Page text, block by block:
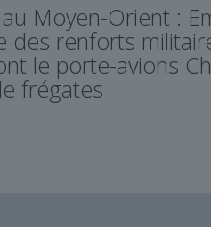
Moyen-Orient :
des renforts
le porte-avions
frégates